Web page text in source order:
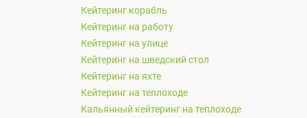
Кейтеринг корабль
Кейтеринг на работу
Кейтеринг на улице
Кейтеринг на шведский стол
Кейтеринг на яхте
Кейтеринг на теплоходе
Кальянный кейтеринг на теплоходе